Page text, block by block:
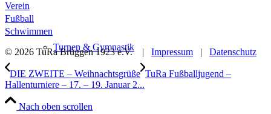
Turnen & Gymnastik
Verein
Fußball
Schwimmen
© 2026 TuRa Brüggen 1923 e.V. | Impressum | Datenschutz
DIE ZWEITE – Weihnachtsgrüße TuRa Fußballjugend –
Hallenturniere – 17. – 19. Januar 2...
Nach oben scrollen